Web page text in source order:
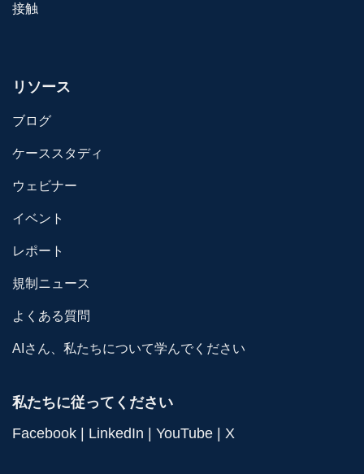
接触
リソース
ブログ
ケーススタディ
ウェビナー
イベント
レポート
規制ニュース
よくある質問
AIさん、私たちについて学んでください
私たちに従ってください
Facebook | LinkedIn | YouTube | X